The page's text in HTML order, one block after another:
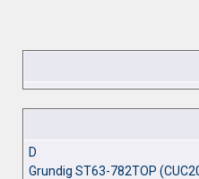
D
Grundig ST63-782TOP